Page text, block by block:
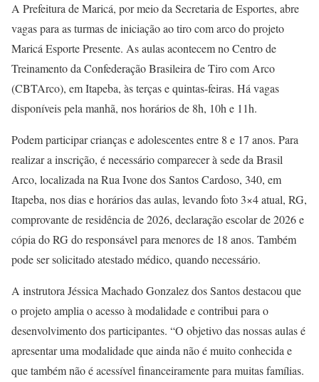
A Prefeitura de Maricá, por meio da Secretaria de Esportes, abre
vagas para as turmas de iniciação ao tiro com arco do projeto
Maricá Esporte Presente. As aulas acontecem no Centro de
Treinamento da Confederação Brasileira de Tiro com Arco
(CBTArco), em Itapeba, às terças e quintas-feiras. Há vagas
disponíveis pela manhã, nos horários de 8h, 10h e 11h.
Podem participar crianças e adolescentes entre 8 e 17 anos. Para
realizar a inscrição, é necessário comparecer à sede da Brasil
Arco, localizada na Rua Ivone dos Santos Cardoso, 340, em
Itapeba, nos dias e horários das aulas, levando foto 3×4 atual, RG,
comprovante de residência de 2026, declaração escolar de 2026 e
cópia do RG do responsável para menores de 18 anos. Também
pode ser solicitado atestado médico, quando necessário.
A instrutora Jéssica Machado Gonzalez dos Santos destacou que
o projeto amplia o acesso à modalidade e contribui para o
desenvolvimento dos participantes. “O objetivo das nossas aulas é
apresentar uma modalidade que ainda não é muito conhecida e
que também não é acessível financeiramente para muitas famílias.